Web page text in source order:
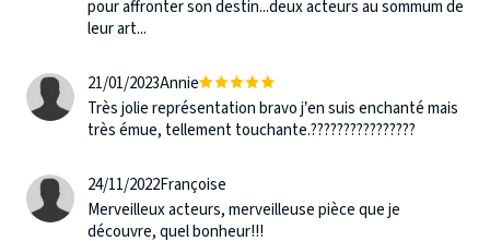
pour affronter son destin...deux acteurs au sommum de
leur art...
21/01/2023Annie
Très jolie représentation bravo j’en suis enchanté mais
très émue, tellement touchante.????????????????
24/11/2022Françoise
Merveilleux acteurs, merveilleuse pièce que je
découvre, quel bonheur!!!